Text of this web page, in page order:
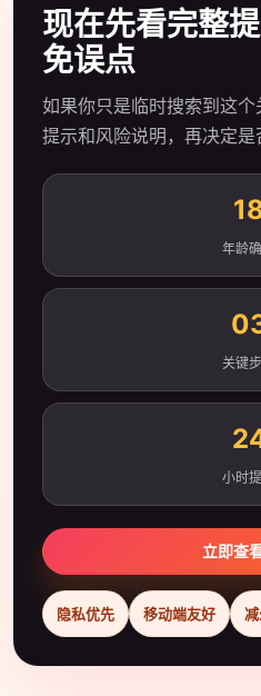
现在先看完整
免误点
如果你只是临时搜索到这
提示和风险说明，再决定是
年龄
关键
小时
立即查
隐私优先 移动端友好